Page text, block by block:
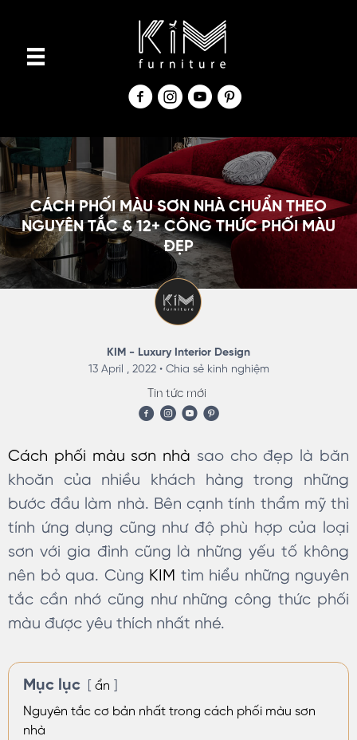
c
o
n
t
e
n
CÁCH PHỐI MÀU SƠN NHÀ CHUẨN THEO
NGUYÊN TẮC & 12+ CÔNG THỨC PHỐI MÀU
ĐẸP
KIM - Luxury Interior Design
13 April , 2022 • Chia sẻ kinh nghiệm
Tin tức mới
Cách phối màu sơn nhà sao cho đẹp là băn
khoăn của nhiều khách hàng trong những
bước đầu làm nhà. Bên cạnh tính thẩm mỹ thì
tính ứng dụng cũng như độ phù hợp của loại
sơn với gia đình cũng là những yếu tố không
nên bỏ qua. Cùng KIM tìm hiểu những nguyên
tắc cần nhớ cũng như những công thức phối
màu được yêu thích nhất nhé.
Mục lục
ẩn
Nguyên tắc cơ bản nhất trong cách phối màu sơn
nhà